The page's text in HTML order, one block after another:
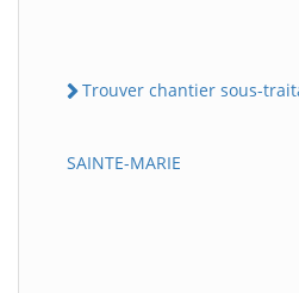
Trouver chantier sous-
SAINTE-MARIE